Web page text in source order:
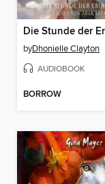
byDhonielle Clayton
AUDIOBOOK
BORROW